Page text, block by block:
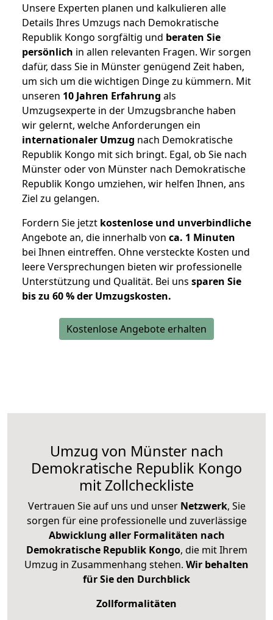
Unsere Experten planen und kalkulieren alle
Details Ihres Umzugs nach Demokratische
Republik Kongo sorgfältig und beraten Sie
persönlich in allen relevanten Fragen. Wir sorgen
dafür, dass Sie in Münster genügend Zeit haben,
um sich um die wichtigen Dinge zu kümmern. Mit
unseren 10 Jahren Erfahrung als
Umzugsexperte in der Umzugsbranche haben
wir gelernt, welche Anforderungen ein
internationaler Umzug nach Demokratische
Republik Kongo mit sich bringt. Egal, ob Sie nach
Münster oder von Münster nach Demokratische
Republik Kongo umziehen, wir helfen Ihnen, ans
Ziel zu gelangen.
Fordern Sie jetzt kostenlose und unverbindliche
Angebote an, die innerhalb von ca. 1 Minuten
bei Ihnen eintreffen. Ohne versteckte Kosten und
leere Versprechungen bieten wir professionelle
Unterstützung und Qualität. Bei uns sparen Sie
bis zu 60 % der Umzugskosten.
Kostenlose Angebote erhalten
Umzug von Münster nach
Demokratische Republik Kongo
mit Zollcheckliste
Vertrauen Sie auf uns und unser Netzwerk, Sie
sorgen für eine professionelle und zuverlässige
Abwicklung aller Formalitäten nach
Demokratische Republik Kongo, die mit Ihrem
Umzug in Zusammenhang stehen. Wir behalten
für Sie den Durchblick
Zollformalitäten